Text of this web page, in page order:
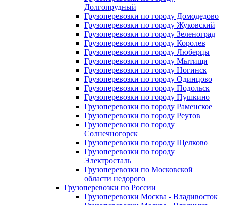
Долгопрудный
Грузоперевозки по городу Домодедово
Грузоперевозки по городу Жуковский
Грузоперевозки по городу Зеленоград
Грузоперевозки по городу Королев
Грузоперевозки по городу Люберцы
Грузоперевозки по городу Мытищи
Грузоперевозки по городу Ногинск
Грузоперевозки по городу Одинцово
Грузоперевозки по городу Подольск
Грузоперевозки по городу Пушкино
Грузоперевозки по городу Раменское
Грузоперевозки по городу Реутов
Грузоперевозки по городу
Солнечногорск
Грузоперевозки по городу Щелково
Грузоперевозки по городу
Электросталь
Грузоперевозки по Московской
области недорого
Грузоперевозки по России
Грузоперевозки Москва - Владивосток